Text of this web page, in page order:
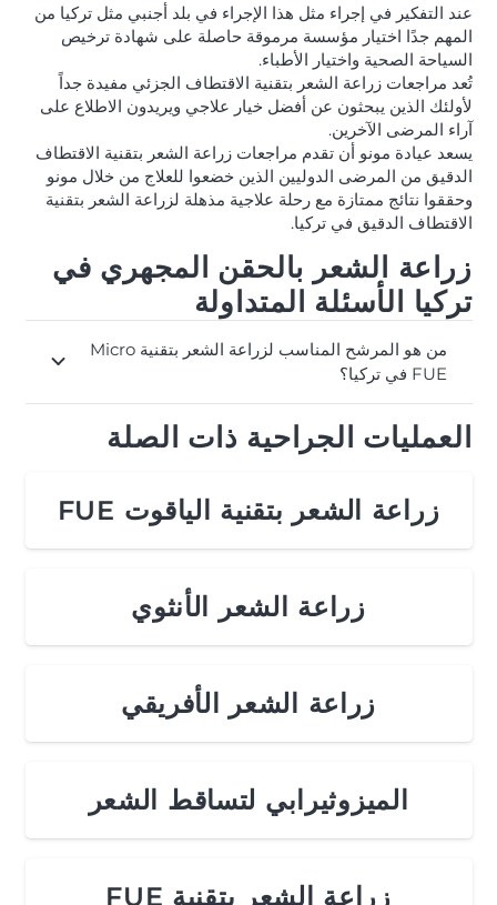
عند التفكير في إجراء مثل هذا الإجراء في بلد أجنبي مثل تركيا من
المهم جدًا اختيار مؤسسة مرموقة حاصلة على شهادة ترخيص
السياحة الصحية واختيار الأطباء.
تُعد مراجعات زراعة الشعر بتقنية الاقتطاف الجزئي مفيدة جداً
لأولئك الذين يبحثون عن أفضل خيار علاجي ويريدون الاطلاع على
آراء المرضى الآخرين.
يسعد عيادة مونو أن تقدم مراجعات زراعة الشعر بتقنية الاقتطاف
الدقيق من المرضى الدوليين الذين خضعوا للعلاج من خلال مونو
وحققوا نتائج ممتازة مع رحلة علاجية مذهلة لزراعة الشعر بتقنية
الاقتطاف الدقيق في تركيا.
زراعة الشعر بالحقن المجهري في
تركيا الأسئلة المتداولة
من هو المرشح المناسب لزراعة الشعر بتقنية Micro
FUE في تركيا؟
العمليات الجراحية ذات الصلة
زراعة الشعر بتقنية الياقوت FUE
زراعة الشعر الأنثوي
زراعة الشعر الأفريقي
الميزوثيرابي لتساقط الشعر
زراعة الشعر بتقنية FUE